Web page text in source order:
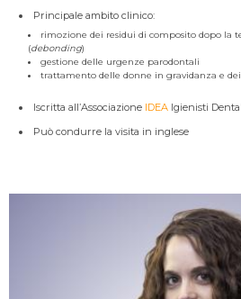
Principale ambito clinico:
rimozione dei residui di composito dopo la
(debonding)
gestione delle urgenze parodontali
trattamento delle donne in gravidanza e
Iscritta all’Associazione IDEA Igienisti
Può condurre la visita in inglese